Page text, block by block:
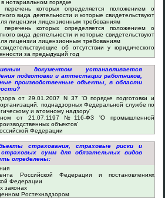
нотариальном порядке
перечень которых определяется положением о
вида деятельности и которые свидетельствуют
лицензии лицензионным требованиям
перечень которых определяется положением о
вида деятельности и которые свидетельствуют
лицензии лицензионным требованиям
об отсутствии у юридического
за предыдущий год
документом устанавливается
подготовки и аттестации работников,
производственные объекты, в области
от 29.01.2007 N 37 'О порядке подготовки и
поднадзорных Федеральной службе по
и атомному надзору'
от 21.07.1197 №116-ФЗ 'О промышленной
объектов'
Федерации
страхования, страховые риски и
сумм для обязательных видов
определены:
Российской Федерации и постановлениях
Федерации
законах
Ростехнадзором